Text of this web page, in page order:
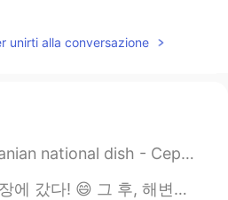
unirti alla conversazione
My daughter in full knocked out😂🤣😂🤣😂🤣😂🤣
ーチの近くフリーマーケットへ行った。一杯面白いものを見て、古い道具箱を買った。後で、ビーチの...